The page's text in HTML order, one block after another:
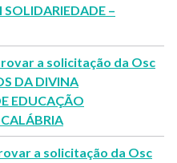
–
a solicitação da Osc
DA DIVINA
EDUCAÇÃO
a solicitação da Osc